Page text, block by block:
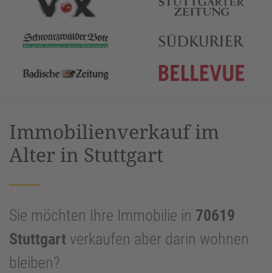
Immobilienverkauf im
Alter in Stuttgart
Sie möchten Ihre Immobilie in 70619
Stuttgart verkaufen aber darin wohnen
bleiben?